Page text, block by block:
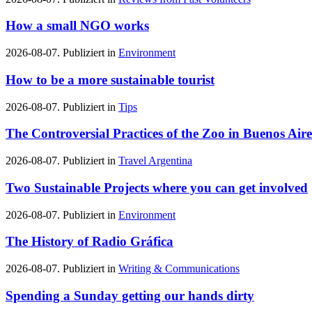
How a small NGO works
2026-08-07. Publiziert in Environment
How to be a more sustainable tourist
2026-08-07. Publiziert in Tips
The Controversial Practices of the Zoo in Buenos
2026-08-07. Publiziert in Travel Argentina
Two Sustainable Projects where you can get involved
2026-08-07. Publiziert in Environment
The History of Radio Gráfica
2026-08-07. Publiziert in Writing & Communications
Spending a Sunday getting our hands dirty